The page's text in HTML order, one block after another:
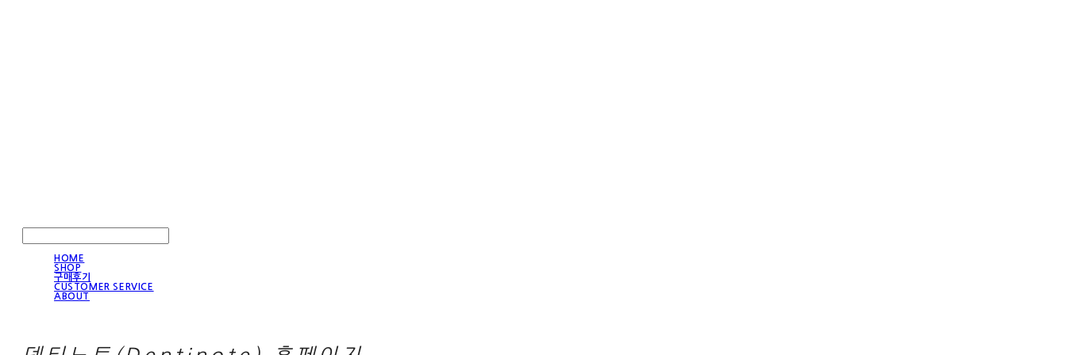
HOME
SHOP
구매후기
CUSTOMER SERVICE
ABOUT